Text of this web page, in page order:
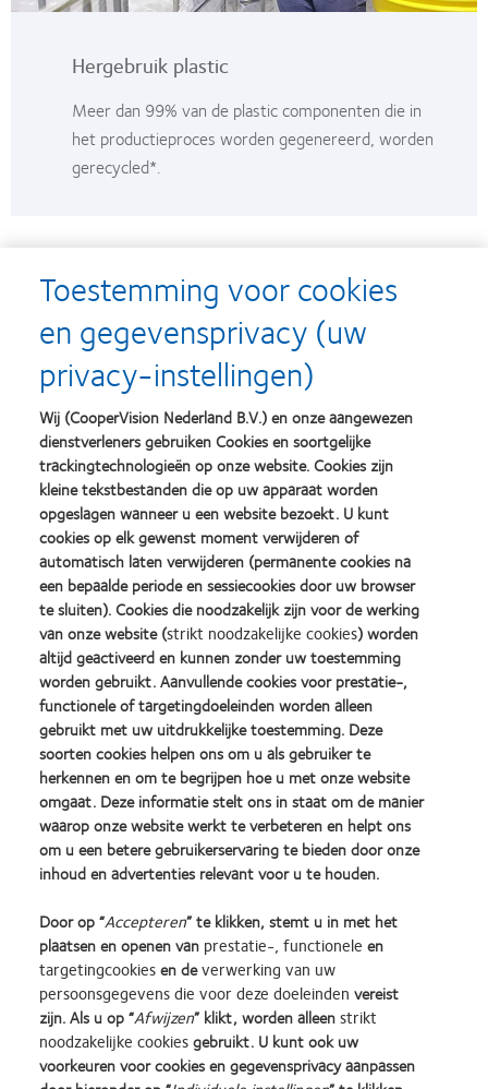
Hergebruik plastic
Meer dan 99% van de plastic componenten die in
het productieproces worden gegenereerd, worden
gerecycled*.
Meer uit karton halen
Onze distributiecentra hergebruiken kartonnen
containers 5 tot 10 keer voordat ze gerecycled
worden**.
*Vanaf het 1e kwartaal van boekjaar 2018. Gegevens onderhevig
aan verandering
**Faciliteiten van Puerto Rico en Hongarije
Toestemming voor cookies
en gegevensprivacy (uw
privacy-instellingen)
Wij (CooperVision Nederland B.V.) en onze aangewezen
dienstverleners gebruiken Cookies en soortgelijke
trackingtechnologieën op onze website. Cookies zijn
kleine tekstbestanden die op uw apparaat worden
opgeslagen wanneer u een website bezoekt. U kunt
cookies op elk gewenst moment verwijderen of
automatisch laten verwijderen (permanente cookies na
een bepaalde periode en sessiecookies door uw browser
te sluiten). Cookies die noodzakelijk zijn voor de werking
van onze website (strikt noodzakelijke cookies) worden
altijd geactiveerd en kunnen zonder uw toestemming
worden gebruikt. Aanvullende cookies voor prestatie-,
functionele of targetingdoeleinden worden alleen
gebruikt met uw uitdrukkelijke toestemming. Deze
soorten cookies helpen ons om u als gebruiker te
herkennen en om te begrijpen hoe u met onze website
omgaat. Deze informatie stelt ons in staat om de manier
waarop onze website werkt te verbeteren en helpt ons
om u een betere gebruikerservaring te bieden door onze
inhoud en advertenties relevant voor u te houden.
Door op “Accepteren” te klikken, stemt u in met het
plaatsen en openen van prestatie-, functionele en
targetingcookiesen deverwerking van uw
persoonsgegevens die voor deze doeleinden vereist
zijn. Als u op “Afwijzen” klikt, worden alleenstrikt
noodzakelijke cookiesgebruikt. U kunt ook uw
voorkeuren voor cookies en gegevensprivacy aanpassen